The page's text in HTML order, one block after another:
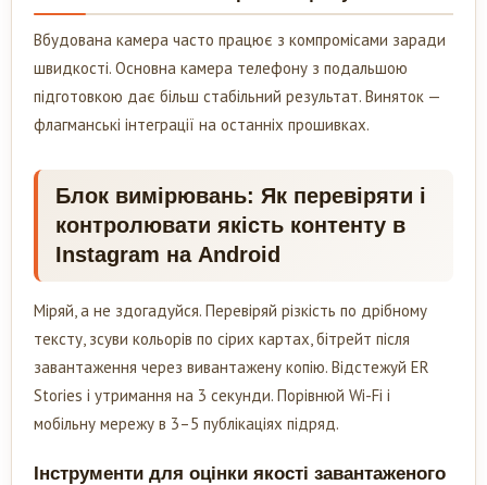
Вбудована камера часто працює з компромісами заради
швидкості. Основна камера телефону з подальшою
підготовкою дає більш стабільний результат. Виняток —
флагманські інтеграції на останніх прошивках.
Блок вимірювань: Як перевіряти і
контролювати якість контенту в
Instagram на Android
Міряй, а не здогадуйся. Перевіряй різкість по дрібному
тексту, зсуви кольорів по сірих картах, бітрейт після
завантаження через вивантажену копію. Відстежуй ER
Stories і утримання на 3 секунди. Порівнюй Wi-Fi і
мобільну мережу в 3–5 публікаціях підряд.
Інструменти для оцінки якості завантаженого